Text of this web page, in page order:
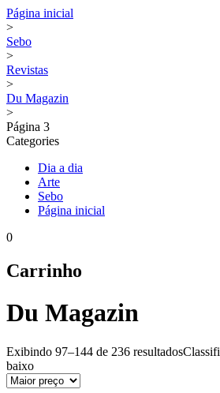
Página inicial
>
Sebo
>
Revistas
>
Du Magazin
>
Página 3
Categories
Dia a dia
Arte
Sebo
Página inicial
0
Carrinho
Du Magazin
Exibindo 97–144 de 236 resultados
baixo